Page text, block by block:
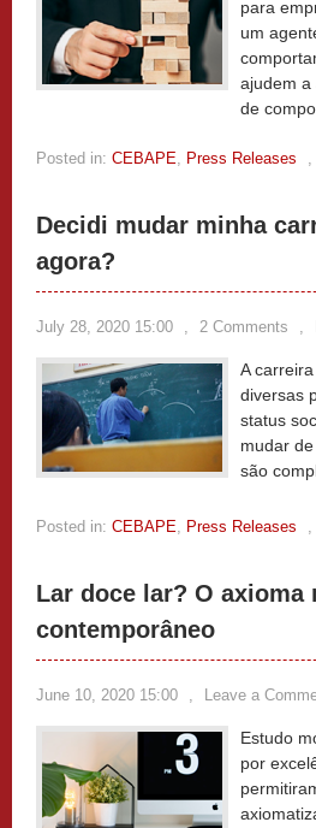
para
um
ajudem a
de
Posted in: CEBAPE, Press Releases ,
Decidi mudar minha
agora?
July 28, 2020 15:00 , 2 Comments ,
A
diversas
status
mudar
são
Posted in: CEBAPE, Press Releases ,
Lar doce lar? O
contemporâneo
June 10, 2020 15:00 , Leave a
Estudo
por